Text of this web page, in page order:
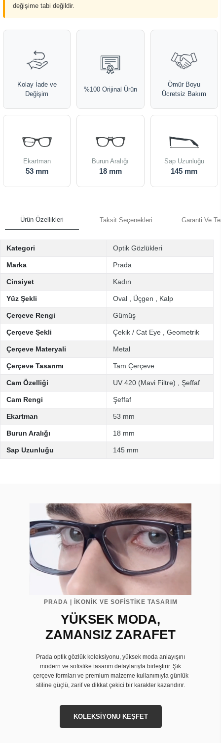
değişime tabi değildir.
Kolay İade ve
Değişim
%100 Orijinal Ürün
Ömür Boyu
Ücretsiz Bakım
Ekartman
53 mm
Burun Aralığı
18 mm
Sap Uzunluğu
145 mm
Ürün Özellikleri Taksit Seçenekleri Garanti Ve
Kategori Optik Gözlükleri
Marka Prada
Cinsiyet Kadın
Yüz Şekli Oval Üçgen Kalp
Çerçeve Rengi Gümüş
Çerçeve Şekli Çekik / Cat Eye Geometrik
Çerçeve Materyali Metal
Çerçeve Tasarımı Tam Çerçeve
Cam Özelliği UV 420 (Mavi Filtre) Şeffaf
Cam Rengi Şeffaf
Ekartman 53 mm
Burun Aralığı 18 mm
Sap Uzunluğu 145 mm
PRADA | İKONİK VE SOFİSTİKE TASARIM
YÜKSEK MODA,
ZAMANSIZ ZARAFET
Prada optik gözlük koleksiyonu, yüksek moda anlayışını
modern ve sofistike tasarım detaylarıyla birleştirir. Şık
çerçeve formları ve premium malzeme kullanımıyla günlük
stiline güçlü, zarif ve dikkat çekici bir karakter kazandırır.
KOLEKSİYONU KEŞFET